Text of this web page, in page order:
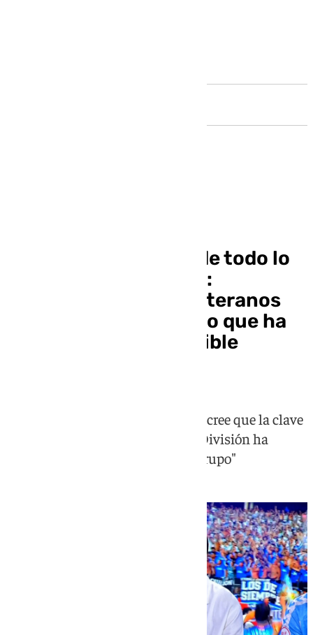
Ángel Recio, acerca de todo lo
vivido con el ascenso:
«Compañeros más veteranos
me han dicho que esto que ha
pasado es casi imposible
El central y canterano del Málaga cree que la clave
de haber podido subir a Primera División ha
pasado por la gran "la unión del grupo"